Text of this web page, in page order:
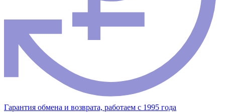
Гарантия обмена и возврата, работаем с 1995 года